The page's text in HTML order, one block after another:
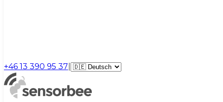
+46 13 390 95 37